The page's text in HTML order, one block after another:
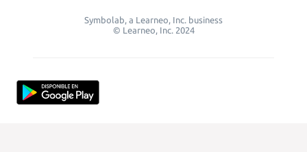
Symbolab, a Learneo, Inc. business
© Learneo, Inc. 2024